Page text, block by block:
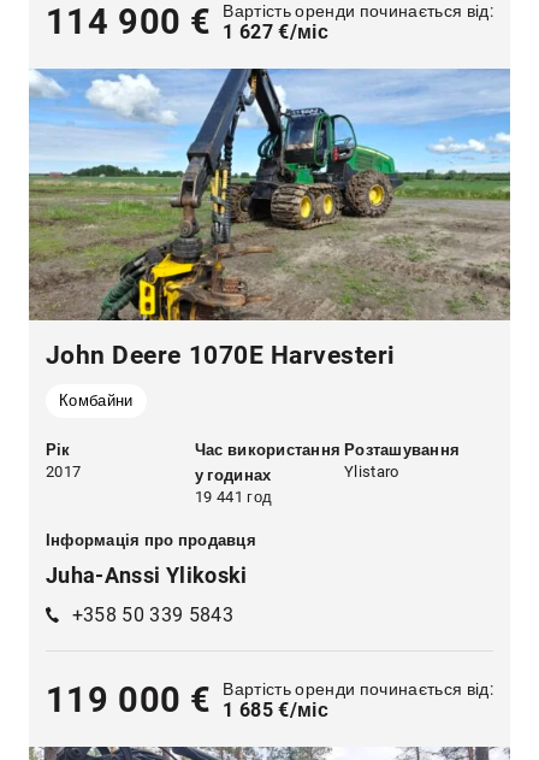
114 900 € Вартість оренди починається від:
1 627 €/міс
John Deere 1070E Harvesteri
Комбайни
Рік
2017
Час використання
у годинах
19 441 год
Розташування
Ylistaro
Інформація про продавця
Juha-Anssi Ylikoski
+358 50 339 5843
119 000 € Вартість оренди починається від:
1 685 €/міс